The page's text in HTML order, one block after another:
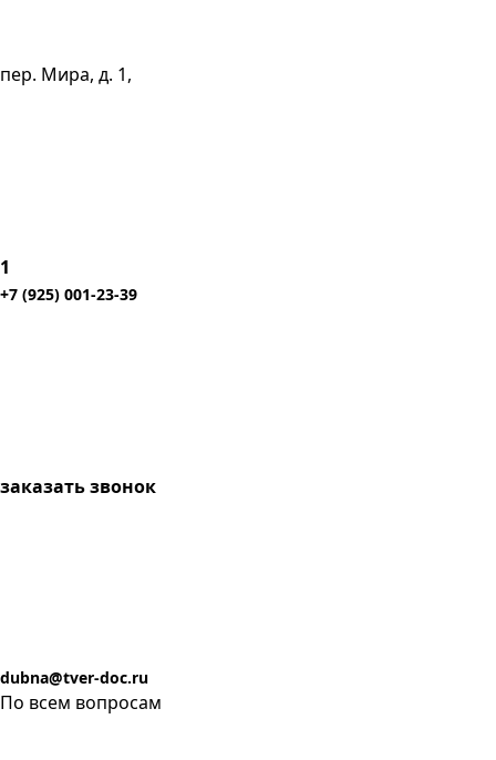
пер. Мира, д. 1,
1
+7 (925) 001-23-39
заказать звонок
dubna@tver-doc.ru
По всем вопросам